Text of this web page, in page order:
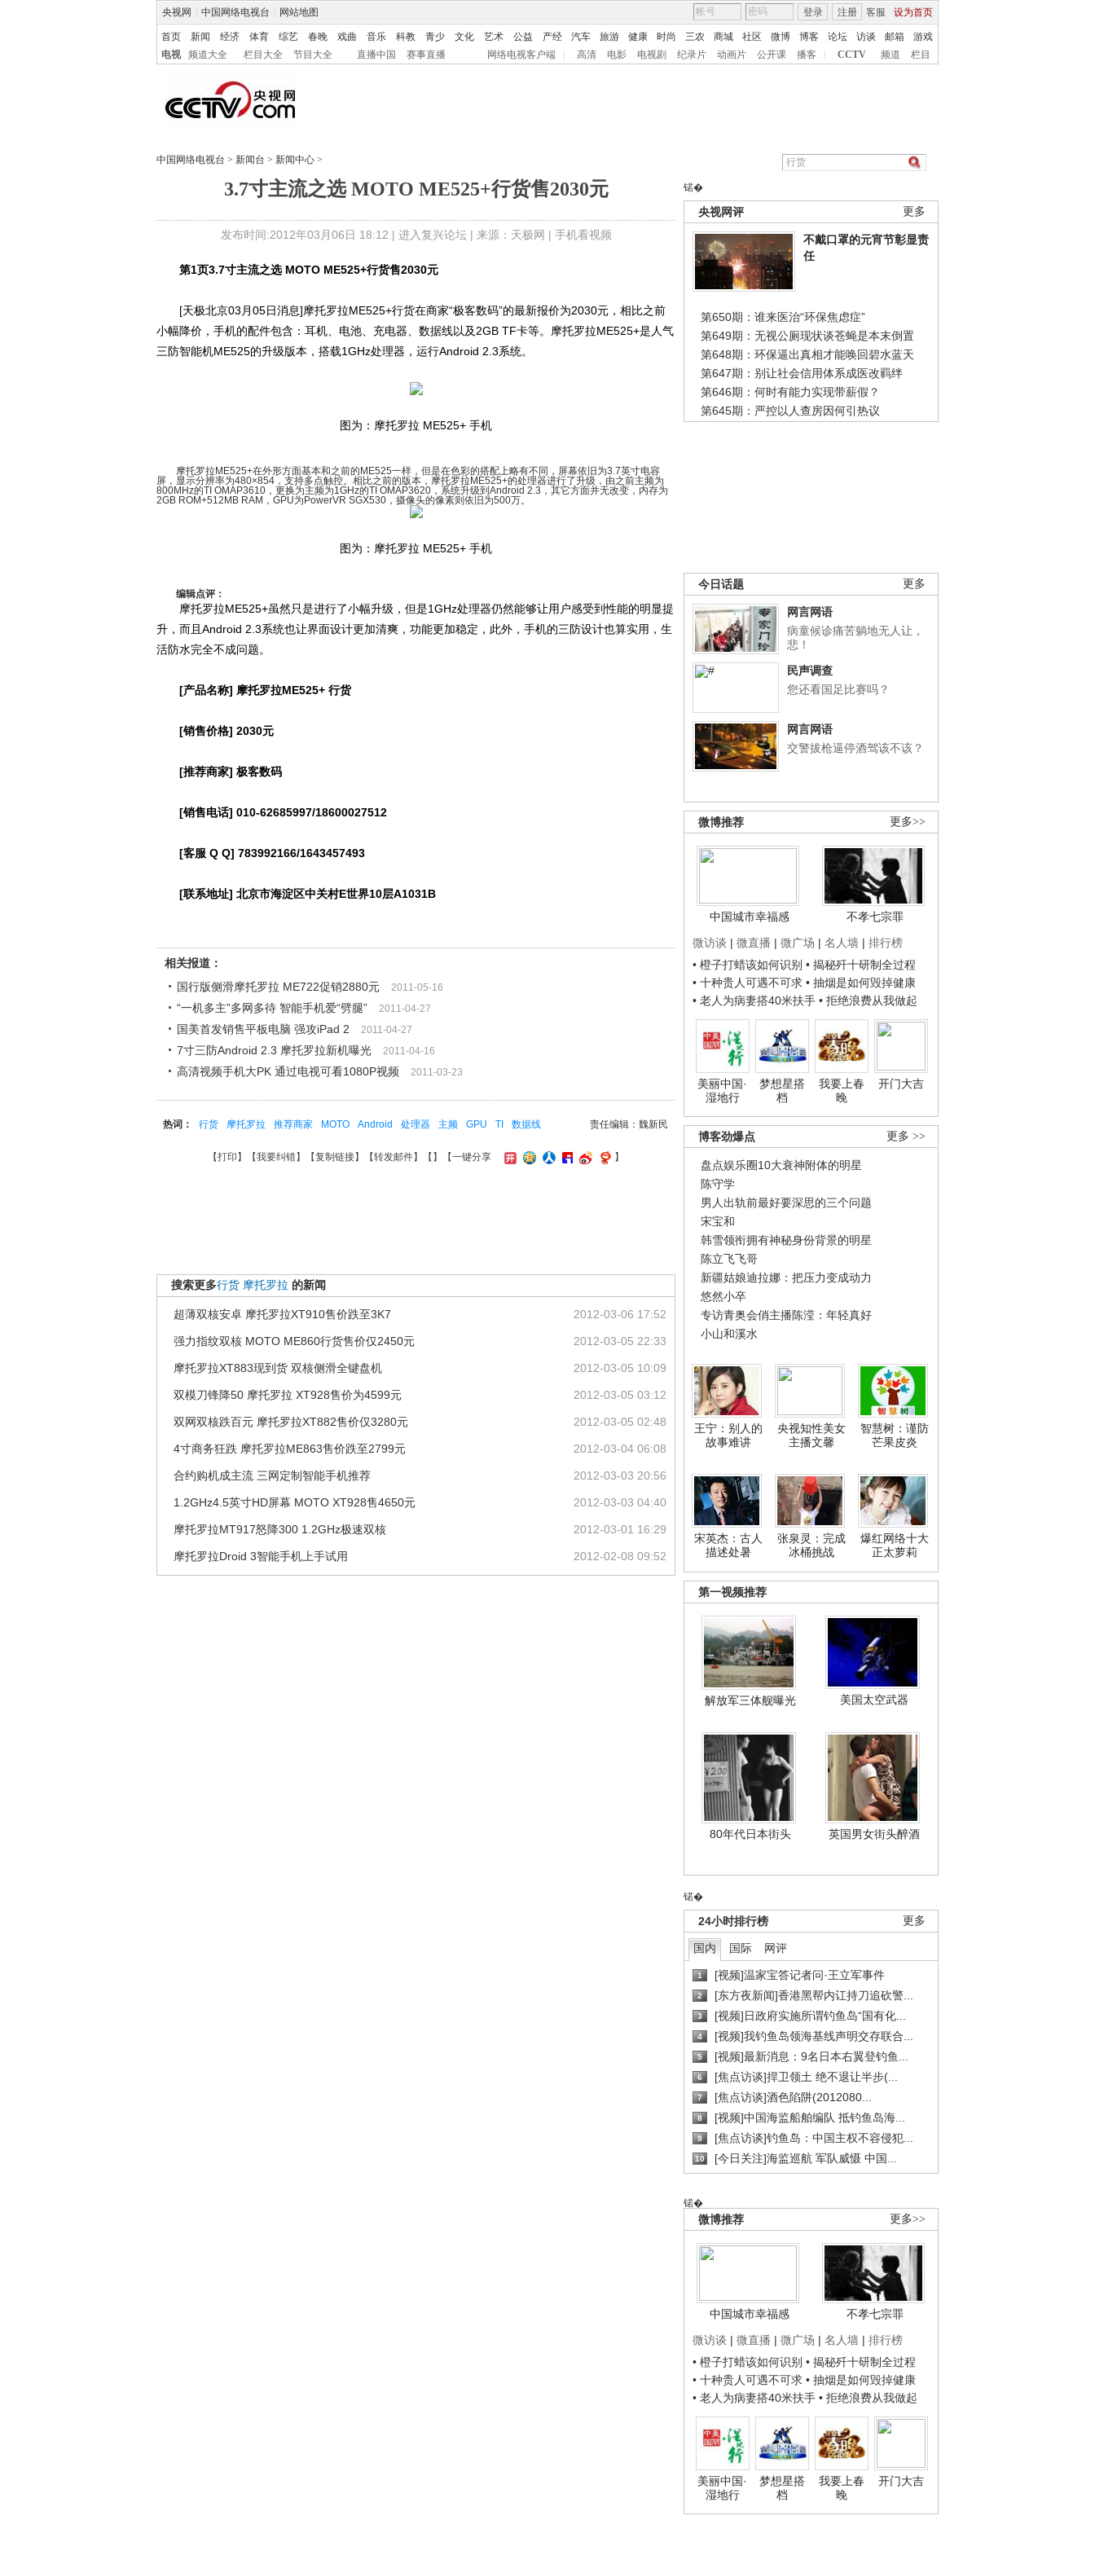
央视网 中国网络电视台 网站地图 客服 设为首页
登录 注册
首页 新闻 经济 体育 综艺 春晚 戏曲 音乐 科教 青少 文化 艺术 公益 产经 汽车 旅游 健康 时尚 三农 商城 社区 微博 博客 论坛 访谈 邮箱
游戏
电视
频道大全 栏目大全 节目大全 直播中国 赛事直播 网络电视客户端 高清 电影 电视剧 纪录片 动画片 公开课 播客 CCTV 频道 栏目
中国网络电视台 > 新闻台 > 新闻中心 >
3.7寸主流之选 MOTO ME525+行货售2030元
发布时间:2012年03月06日 18:12 | 进入复兴论坛| 来源：天极网 | 手机看视频
锘�
更多
央视网评
不戴口罩的元宵节彰显责
任
第650期：谁来医治“环保焦虑症”
第649期：无视公厕现状谈苍蝇是本末倒置
第648期：环保逼出真相才能唤回碧水蓝天
第647期：别让社会信用体系成医改羁绊
第646期：何时有能力实现带薪假？
第645期：严控以人查房因何引热议
更多
今日话题
网言网语
病童候诊痛苦躺地无人让，
悲！
民声调查
您还看国足比赛吗？
网言网语
交警拔枪逼停酒驾该不该？
更多>>
微博推荐
中国城市幸福感
不孝七宗罪
微访谈 | 微直播 | 微广场 | 名人墙 | 排行榜
• 橙子打蜡该如何识别 • 揭秘歼十研制全过程
• 十种贵人可遇不可求 • 抽烟是如何毁掉健康
• 老人为病妻搭40米扶手 • 拒绝浪费从我做起
美丽中国·
湿地行
梦想星搭
档
我要上春
晚
开门大吉
更多 >>
博客劲爆点
盘点娱乐圈10大衰神附体的明星
陈守学
男人出轨前最好要深思的三个问题
宋宝和
韩雪领衔拥有神秘身份背景的明星
陈立飞飞哥
新疆姑娘迪拉娜：把压力变成动力
悠然小卒
专访青奥会俏主播陈滢：年轻真好
小山和溪水
王宁：别人的
故事难讲
央视知性美女
主播文馨
智慧树：谨防
芒果皮炎
宋英杰：古人
描述处暑
张泉灵：完成
冰桶挑战
爆红网络十大
正太萝莉
第一视频推荐
解放军三体舰曝光 美国太空武器
80年代日本街头 英国男女街头醉酒
锘�
更多
24小时排行榜
国内 国际 网评
1 [视频]温家宝答记者问·王立军事件
2 [东方夜新闻]香港黑帮内讧持刀追砍警...
3 [视频]日政府实施所谓钓鱼岛“国有化...
4 [视频]我钓鱼岛领海基线声明交存联合...
5 [视频]最新消息：9名日本右翼登钓鱼...
6 [焦点访谈]捍卫领土 绝不退让半步(...
7 [焦点访谈]酒色陷阱(2012080...
8 [视频]中国海监船舶编队 抵钓鱼岛海...
9 [焦点访谈]钓鱼岛：中国主权不容侵犯...
10 [今日关注]海监巡航 军队威慑 中国...
锘�
更多>>
微博推荐
中国城市幸福感
不孝七宗罪
微访谈 | 微直播 | 微广场 | 名人墙 | 排行榜
• 橙子打蜡该如何识别 • 揭秘歼十研制全过程
• 十种贵人可遇不可求 • 抽烟是如何毁掉健康
• 老人为病妻搭40米扶手 • 拒绝浪费从我做起
美丽中国·
湿地行
梦想星搭
档
我要上春
晚
开门大吉
第1页3.7寸主流之选 MOTO ME525+行货售2030元
[天极北京03月05日消息]摩托罗拉ME525+行货在商家“极客数码”的最新报价为2030元，相比之前
小幅降价，手机的配件包含：耳机、电池、充电器、数据线以及2GB TF卡等。摩托罗拉ME525+是人气
三防智能机ME525的升级版本，搭载1GHz处理器，运行Android 2.3系统。
图为：摩托罗拉 ME525+ 手机
摩托罗拉ME525+在外形方面基本和之前的ME525一样，但是在色彩的搭配上略有不同，屏幕依旧为3.7英寸电容
屏，显示分辨率为480×854，支持多点触控。相比之前的版本，摩托罗拉ME525+的处理器进行了升级，由之前主频为
800MHz的TI OMAP3610，更换为主频为1GHz的TI OMAP3620，系统升级到Android 2.3，其它方面并无改变，内存为
2GB ROM+512MB RAM，GPU为PowerVR SGX530，摄像头的像素则依旧为500万。
图为：摩托罗拉 ME525+ 手机
编辑点评：
摩托罗拉ME525+虽然只是进行了小幅升级，但是1GHz处理器仍然能够让用户感受到性能的明显提
升，而且Android 2.3系统也让界面设计更加清爽，功能更加稳定，此外，手机的三防设计也算实用，生
活防水完全不成问题。
[产品名称] 摩托罗拉ME525+ 行货
[销售价格] 2030元
[推荐商家] 极客数码
[销售电话] 010-62685997/18600027512
[客服 Q Q] 783992166/1643457493
[联系地址] 北京市海淀区中关村E世界10层A1031B
相关报道：
国行版侧滑摩托罗拉 ME722促销2880元
2011-05-16
“一机多主”多网多待 智能手机爱“劈腿” 2011-04-27
国美首发销售平板电脑 强攻iPad 2 2011-04-27
7寸三防Android 2.3 摩托罗拉新机曝光 2011-04-16
高清视频手机大PK 通过电视可看1080P视频 2011-03-23
责任编辑：魏新民
热词： 行货 摩托罗拉 推荐商家 MOTO Android 处理器 主频 GPU TI 数据线
【打印 】【我要纠错】【复制链接】【转发邮件】【 】 【一键分享 】
搜索更多行货 摩托罗拉 的新闻
2012-03-06 17:52
超薄双核安卓 摩托罗拉XT910售价跌至3K7
2012-03-05 22:33
强力指纹双核 MOTO ME860行货售价仅2450元
2012-03-05 10:09
摩托罗拉XT883现到货 双核侧滑全键盘机
2012-03-05 03:12
双模刀锋降50 摩托罗拉 XT928售价为4599元
2012-03-05 02:48
双网双核跌百元 摩托罗拉XT882售价仅3280元
2012-03-04 06:08
4寸商务狂跌 摩托罗拉ME863售价跌至2799元
2012-03-03 20:56
合约购机成主流 三网定制智能手机推荐
2012-03-03 04:40
1.2GHz4.5英寸HD屏幕 MOTO XT928售4650元
2012-03-01 16:29
摩托罗拉MT917怒降300 1.2GHz极速双核
2012-02-08 09:52
摩托罗拉Droid 3智能手机上手试用